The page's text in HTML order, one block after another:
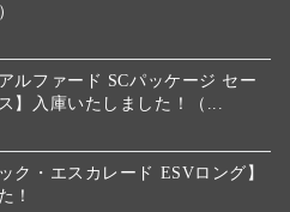
ルファード SCパッケージ セー
】入庫いたしました！（...
ク・エスカレード ESVロング】
！